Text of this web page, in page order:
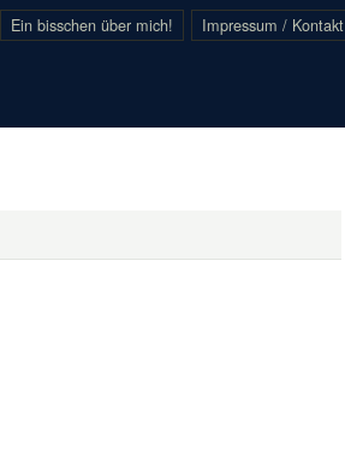
Ein bisschen über mich! Impressum / Kontakt